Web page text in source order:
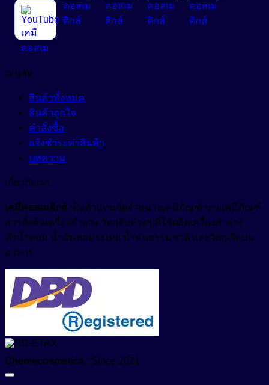
เมนูลัด
สินค้าทั้งหมด
สินค้าถูกใจ
คำสั่งซื้อ
แจ้งชำระค่าสินค้า
บทความ
เกี่ยวกับเรา
เคมีคอสเมติกส์ เป็นตัวแทนจัดจำหน่ายเคมีภัณฑ์ ขายเคมีภัณฑ์
สารตั้งต้นเครื่องสำอาง วัตถุดิบต่างๆ ที่ใช้ผลิตเครื่องสำอาง
หัวน้ำหอม น้ำมันหอมระเหย น้ำมันธรรมชาติ และวัตถุเจือปน
อาหาร
Chemecosmetics : Since 2021